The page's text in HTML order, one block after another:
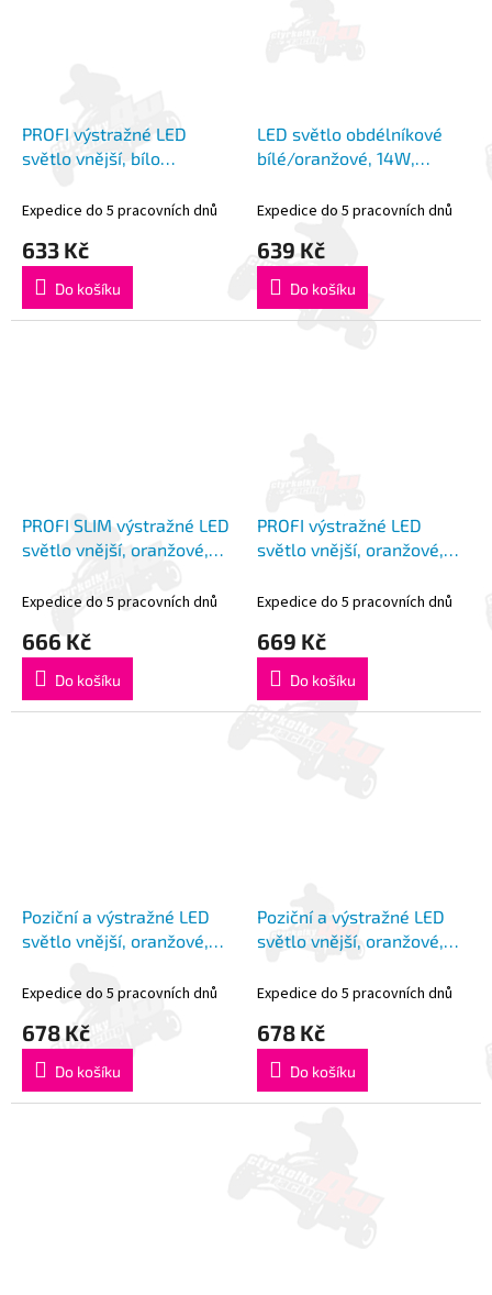
PROFI výstražné LED
světlo vnější, bílo
Expedice do 5 pracovních dnů
633 Kč
Do košíku
LED světlo obdélníkové
bílé/oranžové, 14W,
Expedice do 5 pracovních dnů
639 Kč
Do košíku
PROFI SLIM výstražné LED
světlo vnější, oranžové,
Expedice do 5 pracovních dnů
666 Kč
Do košíku
PROFI výstražné LED
světlo vnější, oranžové,
Expedice do 5 pracovních dnů
669 Kč
Do košíku
Poziční a výstražné LED
světlo vnější, oranžové,
Expedice do 5 pracovních dnů
678 Kč
Do košíku
Poziční a výstražné LED
světlo vnější, oranžové,
Expedice do 5 pracovních dnů
678 Kč
Do košíku